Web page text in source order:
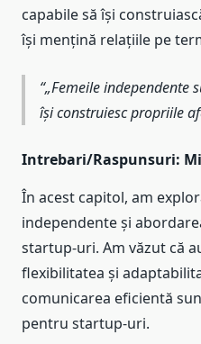
capabile să își
își mențină relațiile pe
„Femeile independente
își construiesc propriile
Intrebari/Raspunsuri:
În acest capitol, am
independente și
startup-uri. Am văzut că
flexibilitatea și
comunicarea eficientă
pentru startup-uri.